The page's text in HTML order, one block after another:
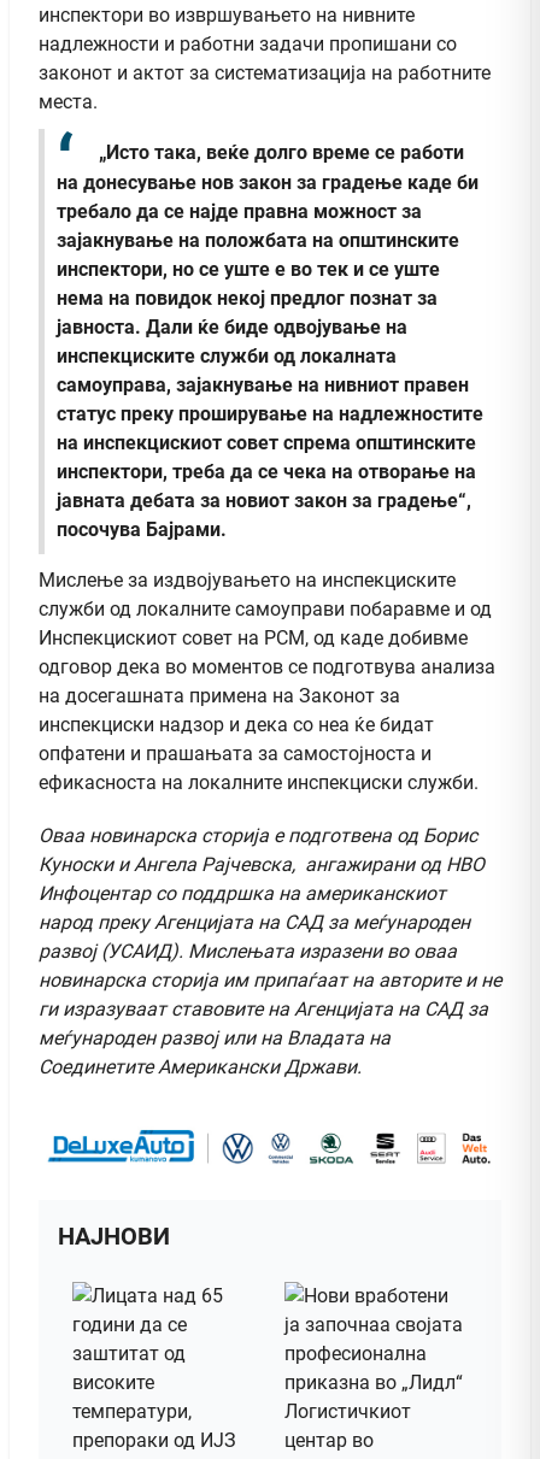
инспектори во извршувањето на нивните
надлежности и работни задачи пропишани со
законот и актот за систематизација на работните
места.
„Исто така, веќе долго време се работи
на донесување нов закон за градење каде би
требало да се најде правна можност за
зајакнување на положбата на општинските
инспектори, но се уште е во тек и се уште
нема на повидок некој предлог познат за
јавноста. Дали ќе биде одвојување на
инспекциските служби од локалната
самоуправа, зајакнување на нивниот правен
статус преку проширување на надлежностите
на инспекцискиот совет спрема општинските
инспектори, треба да се чека на отворање на
јавната дебата за новиот закон за градење“,
посочува Бајрами.
Мислење за издвојувањето на инспекциските
служби од локалните самоуправи побаравме и од
Инспекцискиот совет на РСМ, од каде добивме
одговор дека во моментов се подготвува анализа
на досегашната примена на Законот за
инспекциски надзор и дека со неа ќе бидат
опфатени и прашањата за самостојноста и
ефикасноста на локалните инспекциски служби.
Оваа новинарска сторија е подготвена од Борис
Куноски и Ангела Рајчевска, ангажирани од НВО
Инфоцентар со поддршка на американскиот
народ преку Агенцијата на САД за меѓународен
развој (УСАИД). Мислењата изразени во оваа
новинарска сторија им припаѓаат на авторите и не
ги изразуваат ставовите на Агенцијата на САД за
меѓународен развој или на Владата на
Соединетите Американски Држави.
НАЈНОВИ